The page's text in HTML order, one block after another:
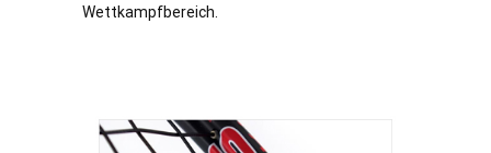
Wettkampfbereich.